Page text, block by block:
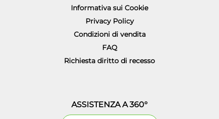
Informativa sui Cookie
Privacy Policy
Condizioni di vendita
FAQ
Richiesta diritto di recesso
ASSISTENZA A 360°